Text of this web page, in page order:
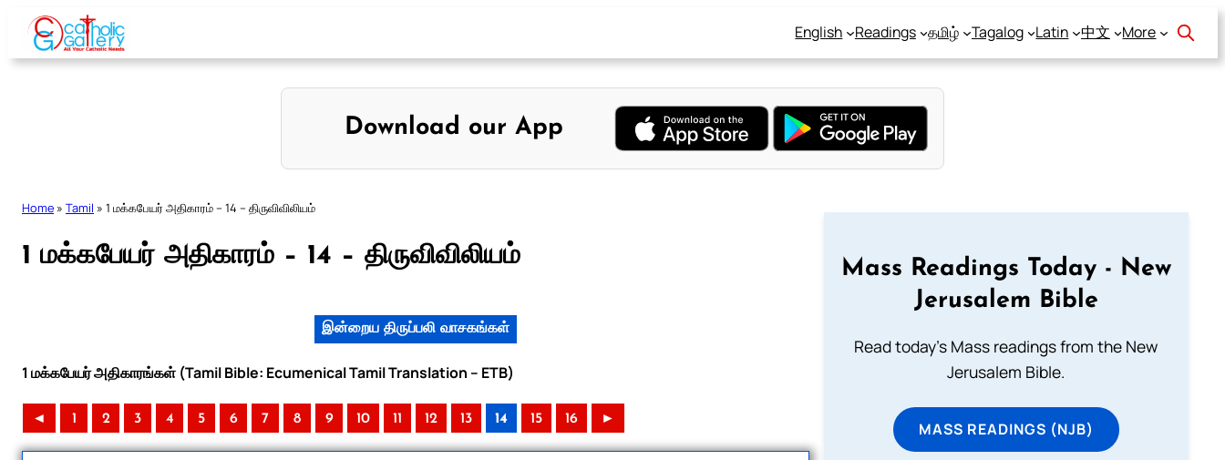
Skip
content
English Readings தமிழ் Tagalog Latin 中文 More
Download our App
Home » Tamil » 1 மக்கபேயர் அதிகாரம் – 14 – திருவிவிலியம்
1 மக்கபேயர் அதிகாரம் – 14 – திருவிவிலியம்
இன்றைய திருப்பலி வாசகங்கள்
1 மக்கபேயர் அதிகாரங்கள் (Tamil Bible: Ecumenical Tamil Translation – ETB)
◄ 1 2 3 4 5 6 7 8 9 10 11 12 13 14 15 16 ►
Mass Readings Today - New
Jerusalem Bible
Read today's Mass readings from the New
Jerusalem Bible.
MASS READINGS (NJB)